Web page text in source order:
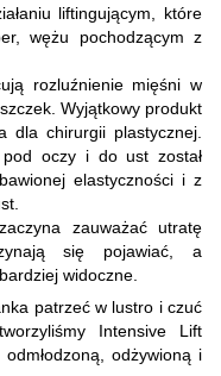
liftingującym, które
wężu pochodzącym z
rozluźnienie mięśni w
Wyjątkowy produkt
dla chirurgii plastycznej.
oczy i do ust został
elastyczności i z
zauważać utratę
się pojawiać, a
widoczne.
patrzeć w lustro i czuć
Intensive Lift
odżywioną i